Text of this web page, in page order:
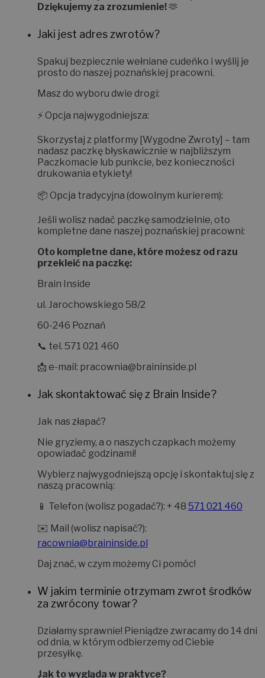
Dziękujemy za zrozumienie!🫶
Jaki jest adres zwrotów?
Spakuj bezpiecznie wełniane cudeńko i wyślij je
prosto do naszej poznańskiej pracowni.
Masz do wyboru dwie drogi:
⚡ Opcja najwygodniejsza:
Skorzystaj z platformy [Wygodne Zwroty] – tam
nadasz paczkę błyskawicznie w najbliższym
Paczkomacie lub punkcie, bez konieczności
drukowania etykiety!
📦 Opcja tradycyjna (dowolnym kurierem):
Jeśli wolisz nadać paczkę samodzielnie, oto
kompletne dane naszej poznańskiej pracowni:
Oto kompletne dane, które możesz od razu
przekleić na paczkę:
Brain Inside
ul. Jarochowskiego 58/2
60-246 Poznań
📞 tel. 571 021 460
📩 e-mail: pracownia@braininside.pl
Jak skontaktować się z Brain Inside?
Jak nas złapać?
Nie gryziemy, a o naszych czapkach możemy
opowiadać godzinami!
Wybierz najwygodniejszą opcję i skontaktuj się z
naszą pracownią:
📱 Telefon (wolisz pogadać?): + 48 571 021 460
✉️ Mail (wolisz napisać?):
racownia@braininside.pl
Daj znać, w czym możemy Ci pomóc!
W jakim terminie otrzymam zwrot środków
za zwrócony towar?
Działamy sprawnie! Pieniądze zwracamy do 14 dni
od dnia, w którym odbierzemy od Ciebie
przesyłkę.
Jak to wygląda w praktyce?